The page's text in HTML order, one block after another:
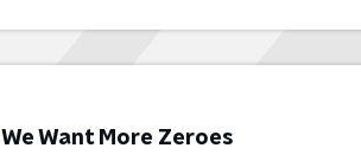
We Want More Zeroes